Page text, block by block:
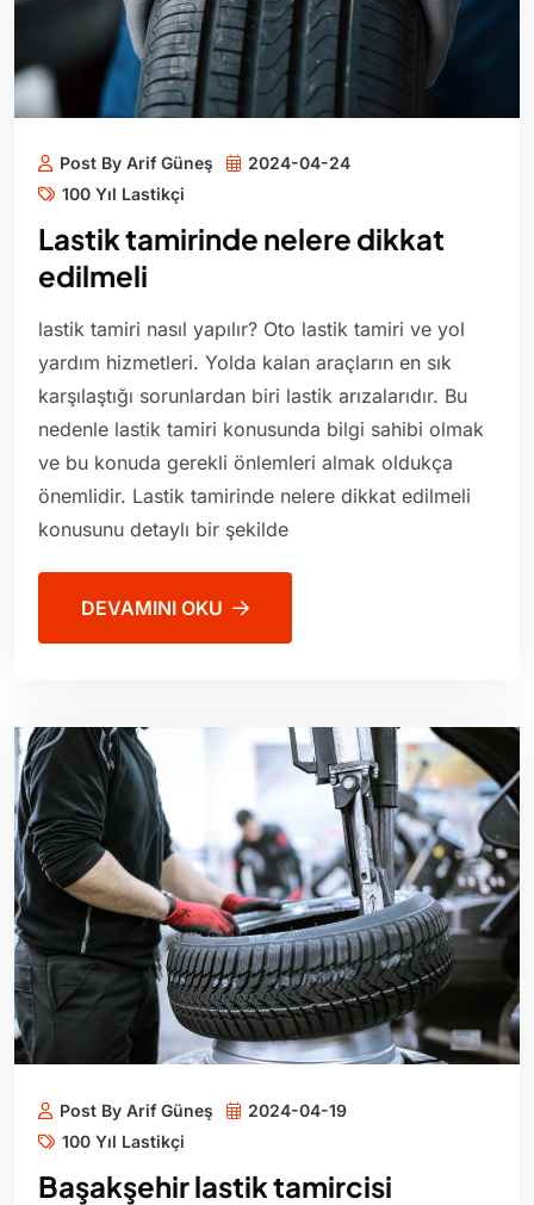
Post By Arif Güneş
2024-04-24
100 Yıl Lastikçi
Lastik tamirinde nelere dikkat
edilmeli
lastik tamiri nasıl yapılır? Oto lastik tamiri ve yol
yardım hizmetleri. Yolda kalan araçların en sık
karşılaştığı sorunlardan biri lastik arızalarıdır. Bu
nedenle lastik tamiri konusunda bilgi sahibi olmak
ve bu konuda gerekli önlemleri almak oldukça
önemlidir. Lastik tamirinde nelere dikkat edilmeli
konusunu detaylı bir şekilde
DEVAMINI OKU
Post By Arif Güneş
2024-04-19
100 Yıl Lastikçi
Başakşehir lastik tamircisi